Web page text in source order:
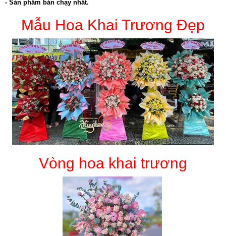
- Sản phẩm bán chạy nhất.
Mẫu Hoa Khai Trương Đẹp
Vòng hoa khai trương